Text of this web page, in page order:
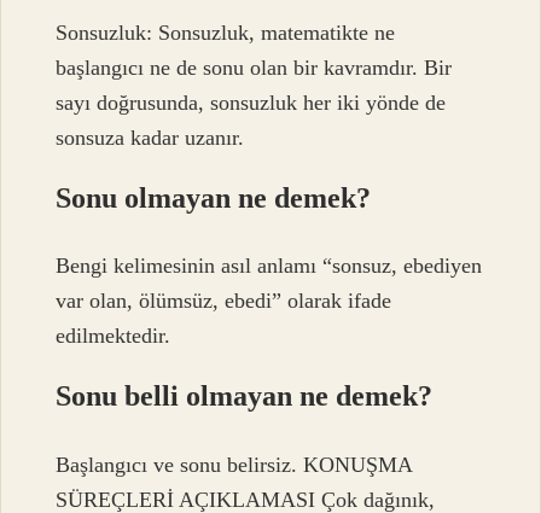
Sonsuzluk: Sonsuzluk, matematikte ne
başlangıcı ne de sonu olan bir kavramdır. Bir
sayı doğrusunda, sonsuzluk her iki yönde de
sonsuza kadar uzanır.
Sonu olmayan ne demek?
Bengi kelimesinin asıl anlamı “sonsuz, ebediyen
var olan, ölümsüz, ebedi” olarak ifade
edilmektedir.
Sonu belli olmayan ne demek?
Başlangıcı ve sonu belirsiz. KONUŞMA
SÜREÇLERİ AÇIKLAMASI Çok dağınık,